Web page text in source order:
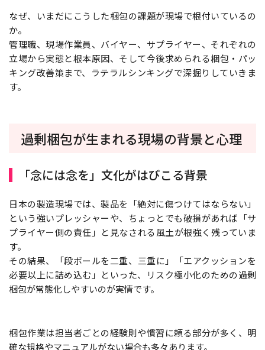
なぜ、いまだにこうした梱包の課題が現場で根付いているの
か。
管理職、現場作業員、バイヤー、サプライヤー、それぞれの
立場から実態と根本原因、そして今後求められる梱包・パッ
キング改善策まで、ラテラルシンキングで深掘りしていきま
す。
過剰梱包が生まれる現場の背景と心理
「念には念を」文化がはびこる背景
日本の製造現場では、製品を「絶対に傷つけてはならない」
という強いプレッシャーや、ちょっとでも破損があれば「サ
プライヤー側の責任」と見なされる風土が根強く残っていま
す。
その結果、「段ボールを二重、三重に」「エアクッションを
必要以上に詰め込む」といった、リスク極小化のための過剰
梱包が常態化しやすいのが実情です。
梱包作業は担当者ごとの経験則や慣習に頼る部分が多く、明
確な規格やマニュアルがない場合も多々あります。